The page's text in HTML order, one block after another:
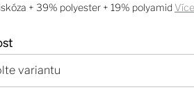
+ 39% polyester + 19% polyamid